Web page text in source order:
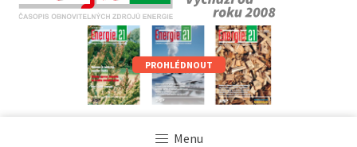
PROHLÉDNOUT
Menu